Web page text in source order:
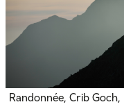
Randonnée, Crib